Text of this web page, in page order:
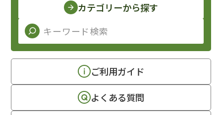
カテゴリーから探す
ご利用ガイド
よくある質問